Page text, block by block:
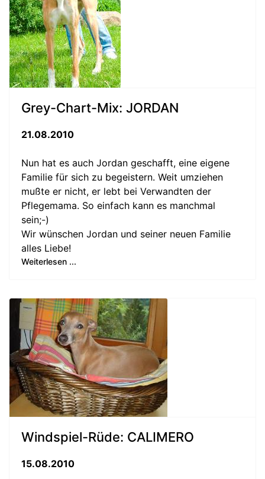
Grey-Chart-Mix: JORDAN
21.08.2010
Nun hat es auch Jordan geschafft, eine eigene
Familie für sich zu begeistern. Weit umziehen
mußte er nicht, er lebt bei Verwandten der
Pflegemama. So einfach kann es manchmal
sein;-)
Wir wünschen Jordan und seiner neuen Familie
alles Liebe!
Weiterlesen ...
Windspiel-Rüde: CALIMERO
15.08.2010